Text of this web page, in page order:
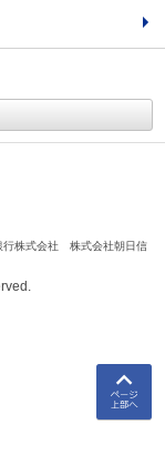
行株式会社 株式会社朝日信